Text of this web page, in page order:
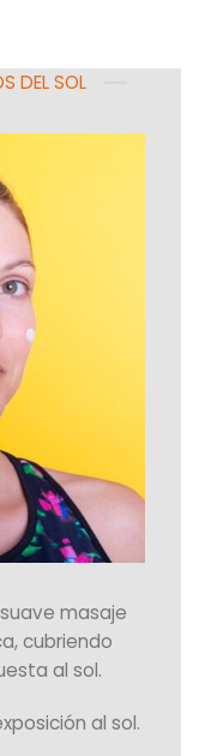
DEL SOL
masaje
cubriendo
al sol.
al sol.